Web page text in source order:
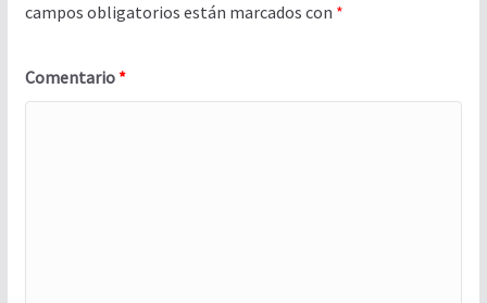
campos obligatorios están marcados con *
Comentario *